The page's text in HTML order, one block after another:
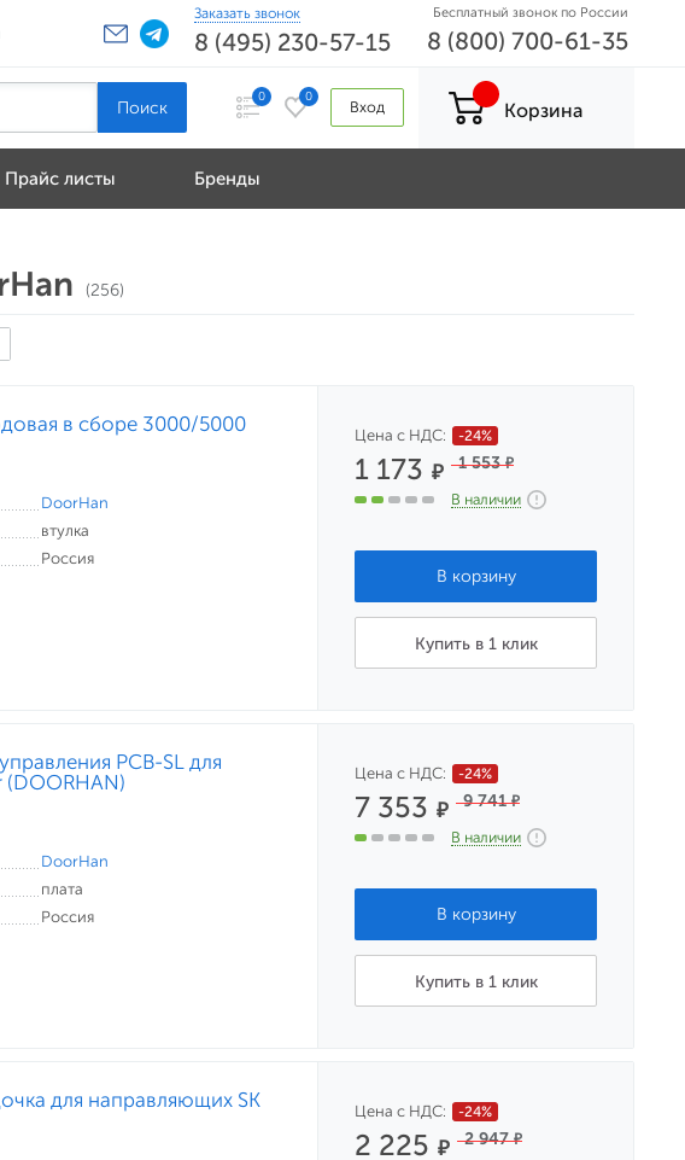
Заказать звонок
8 (495) 230-57-15
Бесплатный звонок по России
8 (800) 700-61-35
0 0
Вход Корзина
Прайс листы Бренды
(256)
в сборе 3000/5000
DoorHan
втулка
Россия
Цена с НДС: -24%
1 173₽ 1 553₽
В наличии
Купить в 1 клик
PCB-SL для
DoorHan
плата
Россия
Цена с НДС: -24%
7 353₽ 9 741₽
В наличии
Купить в 1 клик
для направляющих SK Цена с НДС: -24%
2 225₽ 2 947₽